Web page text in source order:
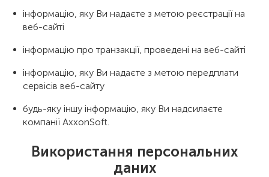
інформацію, яку Ви надаєте з метою реєстрації на
веб-сайті
інформацію про транзакції, проведені на веб-сайті
інформацію, яку Ви надаєте з метою передплати
сервісів веб-сайту
будь-яку іншу інформацію, яку Ви надсилаєте
компанії AxxonSoft.
Використання персональних
даних